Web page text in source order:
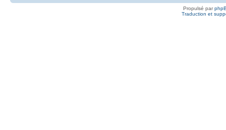
Propulsé par
Traduction et